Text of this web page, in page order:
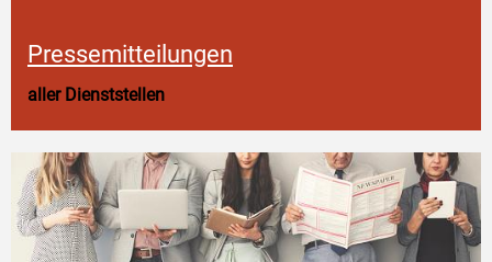
Pressemitteilungen
aller Dienststellen